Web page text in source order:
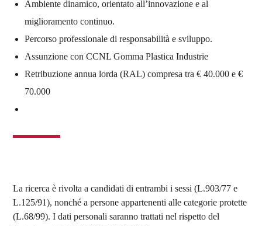
Ambiente dinamico, orientato all’innovazione e al
miglioramento continuo.
Percorso professionale di responsabilità e sviluppo.
Assunzione con CCNL Gomma Plastica Industrie
Retribuzione annua lorda (RAL) compresa tra € 40.000 e €
70.000
La ricerca è rivolta a candidati di entrambi i sessi (L.903/77 e
L.125/91), nonché a persone appartenenti alle categorie protette
(L.68/99). I dati personali saranno trattati nel rispetto del